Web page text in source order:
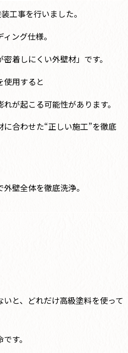
工事を行いました。
ング仕様。
着しにくい外壁材」です。
用すると――
が起こる可能性があります。
合わせた“正しい施工”を徹底
壁全体を徹底洗浄。
と、どれだけ高級塗料を使って
す。